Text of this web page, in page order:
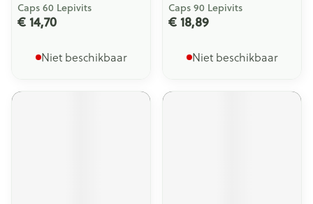
Caps 60 Lepivits
€ 14,70
Niet beschikbaar
Caps 90 Lepivits
€ 18,89
Niet beschikbaar